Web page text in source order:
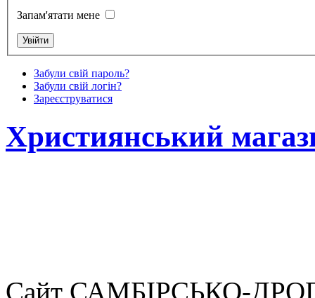
Запам'ятати мене
Забули свій пароль?
Забули свій логін?
Зареєструватися
Християнський
Сайт САМБІРСЬКО-